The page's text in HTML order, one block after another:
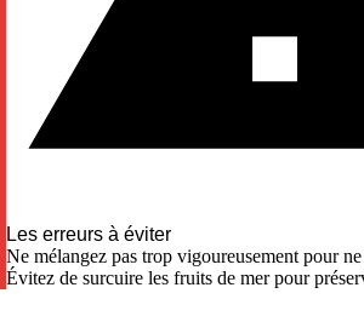
Les erreurs à éviter
Ne mélangez pas trop vigoureusement pour
Évitez de surcuire les fruits de mer pour